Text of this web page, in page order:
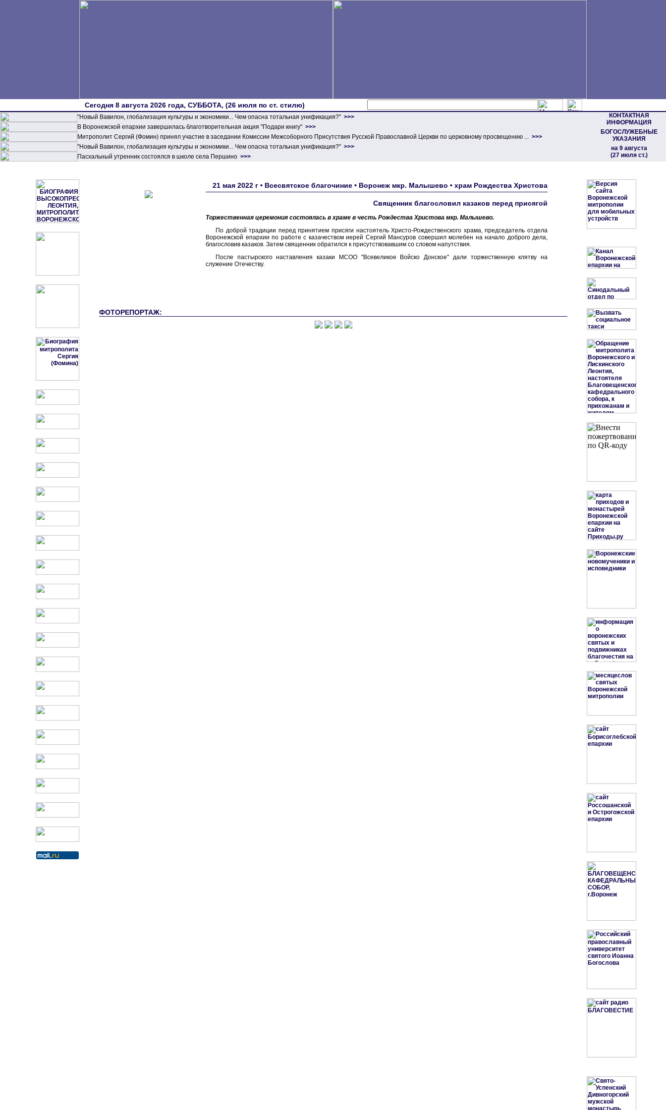
Сегодня 8 августа 2026 года, СУББОТА, (26 июля по ст. стилю)
"Новый Вавилон, глобализация культуры и экономики... Чем опасна тотальная унификация?" >>>
КОНТАКТНАЯ
ИНФОРМАЦИЯ
БОГОСЛУЖЕБНЫЕ
УКАЗАНИЯ
на 9 августа
(27 июля ст.)
В Воронежской епархии завершилась благотворительная акция "Подари книгу" >>>
Митрополит Сергий (Фомин) принял участие в заседании Комиссии Межсоборного Присутствия Русской Православной Церкви по церковному просвещению ... >>>
"Новый Вавилон, глобализация культуры и экономики... Чем опасна тотальная унификация?" >>>
Пасхальный утренник состоялся в школе села Першино >>>
21 мая 2022 г • Всесвятское благочиние • Воронеж мкр. Малышево • храм Рождества Христова
Священник благословил казаков перед присягой
Торжественная церемония состоялась в храме в честь Рождества Христова мкр. Малышево.
По доброй традиции перед принятием присяги настоятель Христо-Рождественского храма, председатель отдела
Воронежской епархии по работе с казачеством иерей Сергий Мансуров совершил молебен на начало доброго дела,
благословив казаков. Затем священник обратился к присутствовавшим со словом напутствия.
После пастырского наставления казаки МСОО "Всевеликое Войско Донское" дали торжественную клятву на
служение Отечеству.
ФОТОРЕПОРТАЖ: